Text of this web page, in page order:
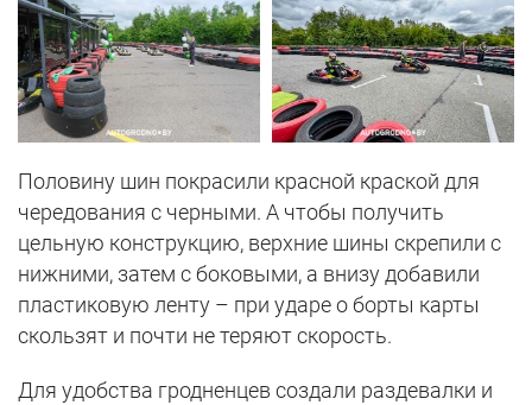
Половину шин покрасили красной краской для
чередования с черными. А чтобы получить
цельную конструкцию, верхние шины скрепили с
нижними, затем с боковыми, а внизу добавили
пластиковую ленту – при ударе о борты карты
скользят и почти не теряют скорость.
Для удобства гродненцев создали раздевалки и